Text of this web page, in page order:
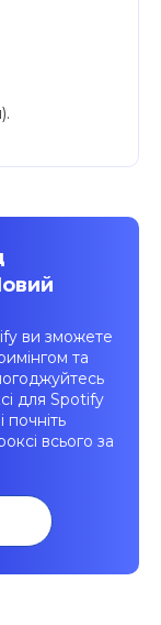
ви зможете
та
для Spotify
почніть
всього за